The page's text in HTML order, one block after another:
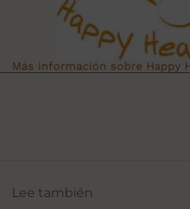
Más información sobre Happy
Lee también